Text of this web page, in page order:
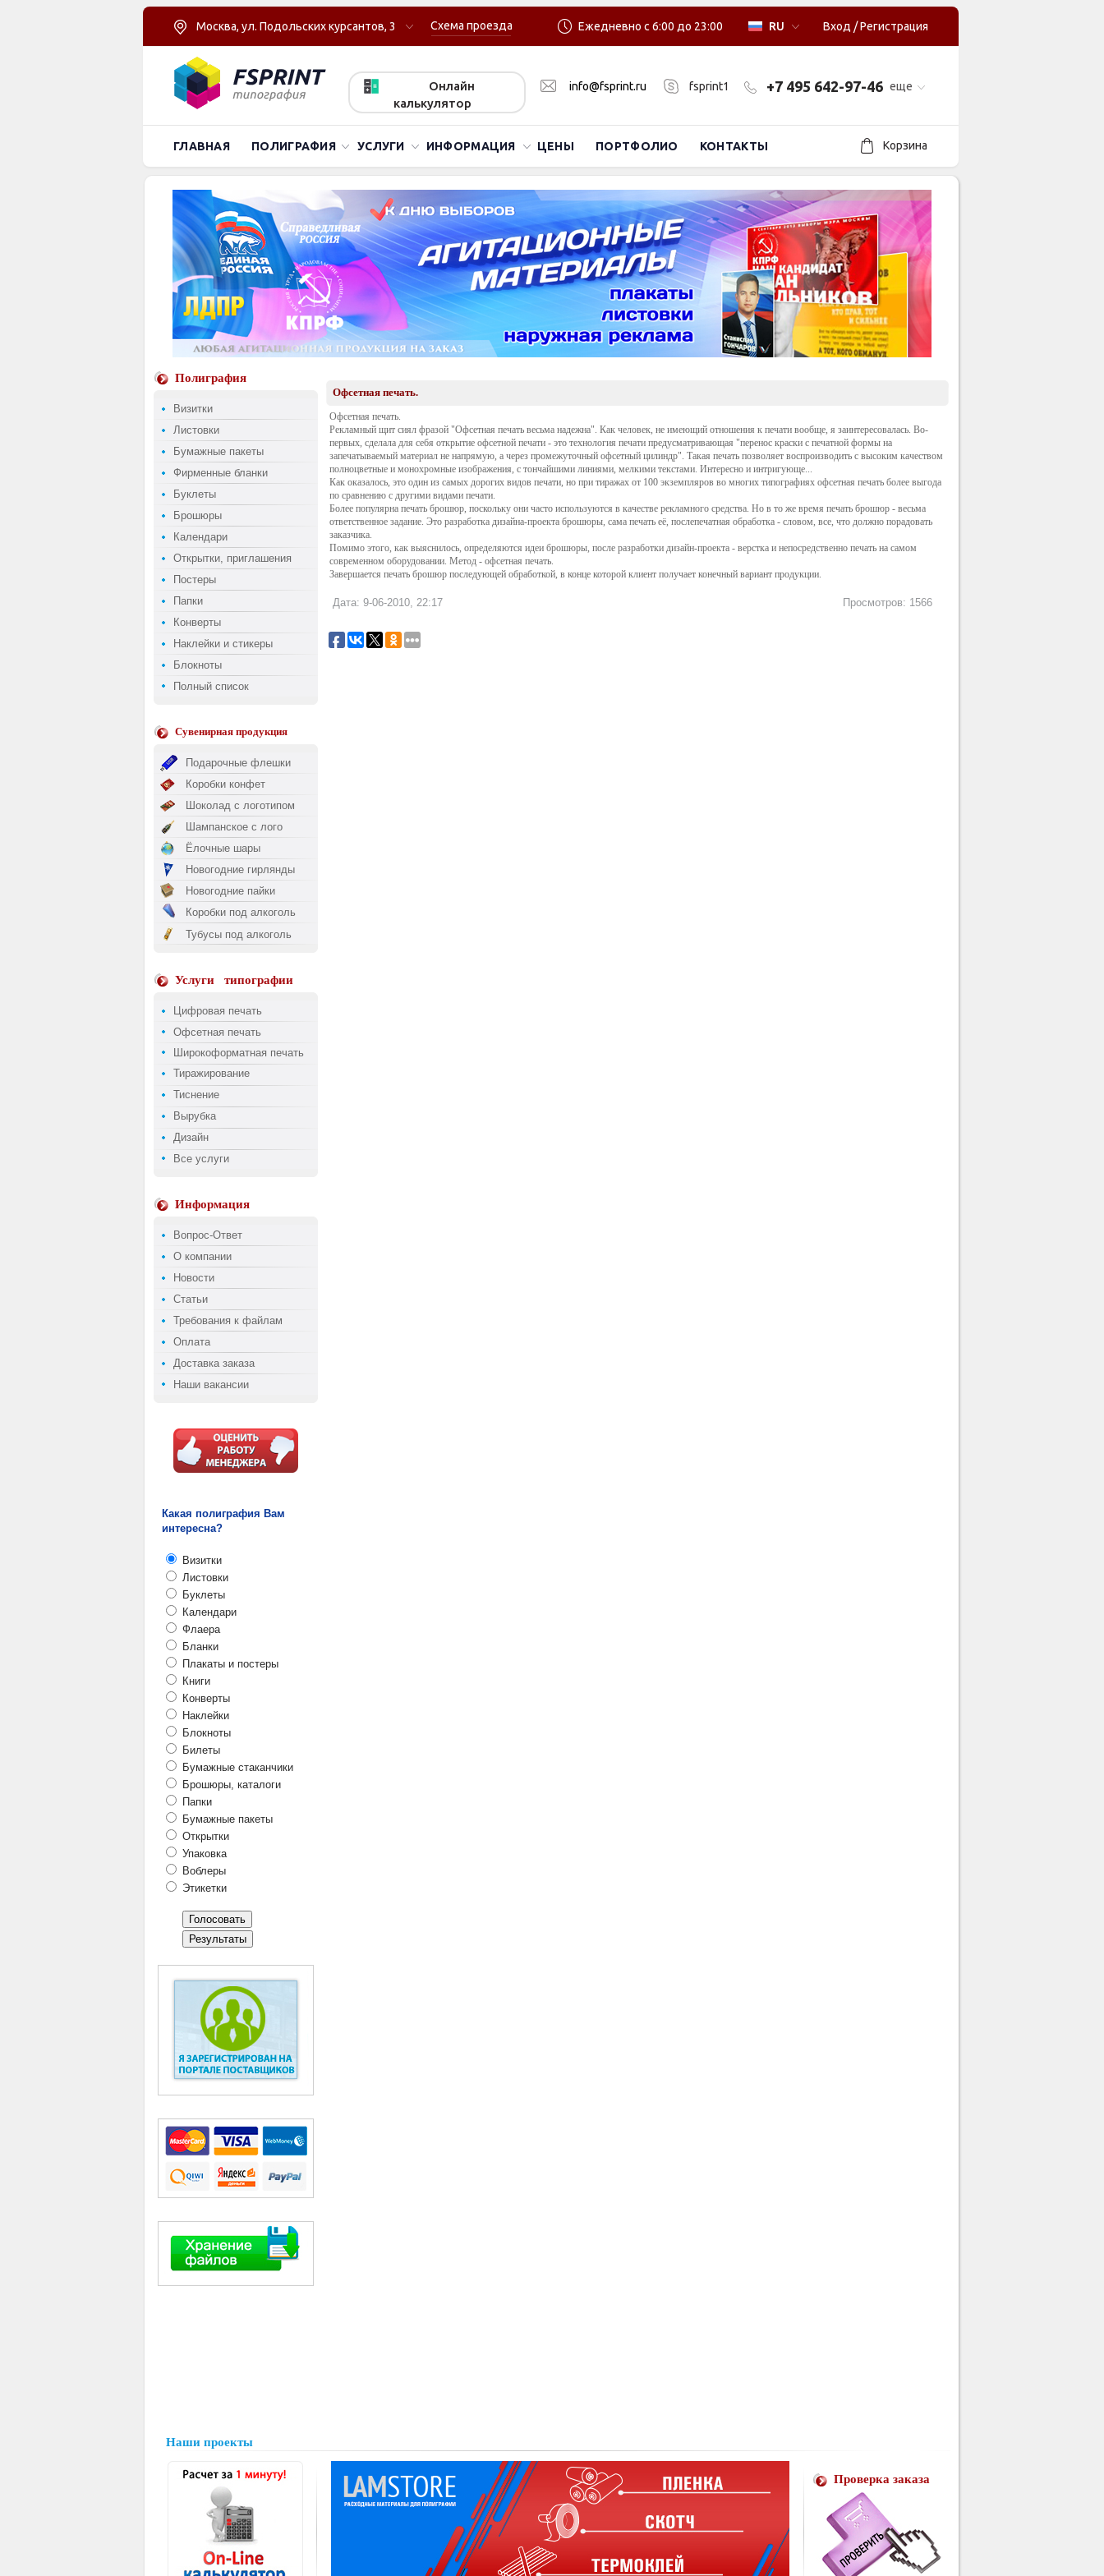
Москва, ул. Подольских курсантов, 3 Схема проезда Вход /Регистрация
RU
Ежедневно с 6:00 до 23:00
Онлайн
калькулятор
info@fsprint.ru fsprint1 еще
+7 495 642-97-46
ГЛАВНАЯ ПОЛИГРАФИЯ УСЛУГИ ИНФОРМАЦИЯ ЦЕНЫ ПОРТФОЛИО КОНТАКТЫ Корзина
Полиграфия
Визитки
Листовки
Бумажные пакеты
Фирменные бланки
Буклеты
Брошюры
Календари
Открытки, приглашения
Постеры
Папки
Конверты
Наклейки и стикеры
Блокноты
Полный список
Сувенирная продукция
Подарочные флешки
Коробки конфет
Шоколад с логотипом
Шампанское с лого
Ёлочные шары
Новогодние гирлянды
Новогодние пайки
Коробки под алкоголь
Тубусы под алкоголь
Услуги типографии
Цифровая печать
Офсетная печать
Широкоформатная печать
Тиражирование
Тиснение
Вырубка
Дизайн
Все услуги
Информация
Вопрос-Ответ
О компании
Новости
Статьи
Требования к файлам
Оплата
Доставка заказа
Наши вакансии
Какая полиграфия Вам
интересна?
Визитки
Листовки
Буклеты
Календари
Флаера
Бланки
Плакаты и постеры
Книги
Конверты
Наклейки
Блокноты
Билеты
Бумажные стаканчики
Брошюры, каталоги
Папки
Бумажные пакеты
Открытки
Упаковка
Воблеры
Этикетки
Офсетная печать.
Офсетная печать.
Рекламный щит сиял фразой "Офсетная печать весьма надежна". Как человек, не имеющий отношения к печати вообще, я заинтересовалась. Во-
первых, сделала для себя открытие офсетной печати - это технология печати предусматривающая "перенос краски с печатной формы на
запечатываемый материал не напрямую, а через промежуточный офсетный цилиндр". Такая печать позволяет воспроизводить с высоким качеством
полноцветные и монохромные изображения, с тончайшими линиями, мелкими текстами. Интересно и интригующе...
Как оказалось, это один из самых дорогих видов печати, но при тиражах от 100 экземпляров во многих типографиях офсетная печать более выгода
по сравнению с другими видами печати.
Более популярна печать брошюр, поскольку они часто используются в качестве рекламного средства. Но в то же время печать брошюр - весьма
ответственное задание. Это разработка дизайна-проекта брошюры, сама печать её, послепечатная обработка - словом, все, что должно порадовать
заказчика.
Помимо этого, как выяснилось, определяются идеи брошюры, после разработки дизайн-проекта - верстка и непосредственно печать на самом
современном оборудовании. Метод - офсетная печать.
Завершается печать брошюр последующей обработкой, в конце которой клиент получает конечный вариант продукции.
Дата: 9-06-2010, 22:17 Просмотров: 1566
Наши проекты
Проверка заказа